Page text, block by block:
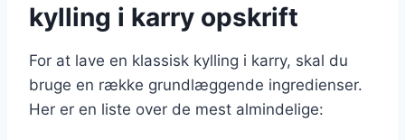
kylling i karry opskrift
For at lave en klassisk kylling i karry, skal du
bruge en række grundlæggende ingredienser.
Her er en liste over de mest almindelige: